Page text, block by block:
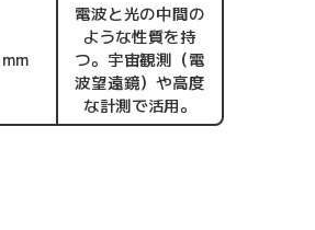
電波と光の中間の
ような性質を持
つ。宇宙観測（電
波望遠鏡）や高度
な計測で活用。